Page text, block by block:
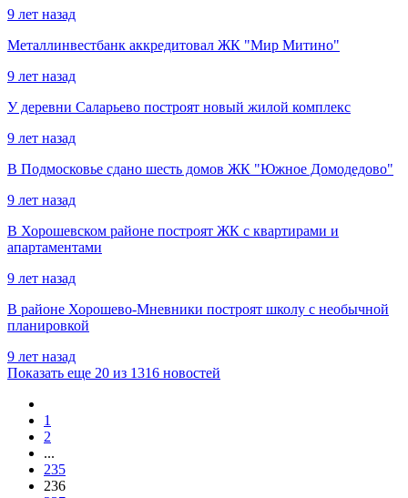
9 лет назад
Металлинвестбанк аккредитовал ЖК "Мир Митино"
9 лет назад
У деревни Саларьево построят новый жилой комплекс
9 лет назад
В Подмосковье сдано шесть домов ЖК "Южное Домодедово"
9 лет назад
В Хорошевском районе построят ЖК с квартирами и
апартаментами
9 лет назад
В районе Хорошево-Мневники построят школу с необычной
планировкой
9 лет назад
Показать еще 20 из 1316 новостей
1
2
...
235
236